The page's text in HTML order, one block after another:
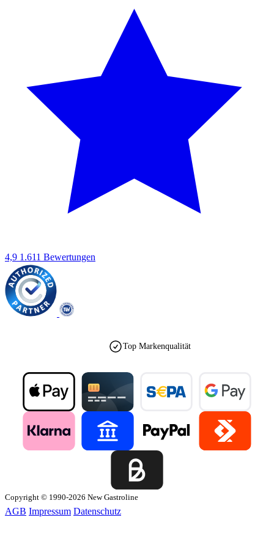
4,9 1.611 Bewertungen
Top Markenqualität
Copyright © 1990-2026 New Gastroline
AGB Impressum Datenschutz